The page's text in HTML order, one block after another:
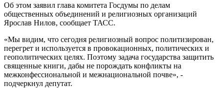
Об этом заявил глава комитета Госдумы по делам
общественных объединений и религиозных организаций
Ярослав Нилов, сообщает ТАСС.
«Мы видим, что сегодня религиозный вопрос политизирован,
перегрет и используется в провокационных, политических и
геополитических целях. Поэтому задача государства защитить
священные книги, дабы не порождать конфликты на
межконфессиональной и межнациональной почве», -
подчеркнул депутат.